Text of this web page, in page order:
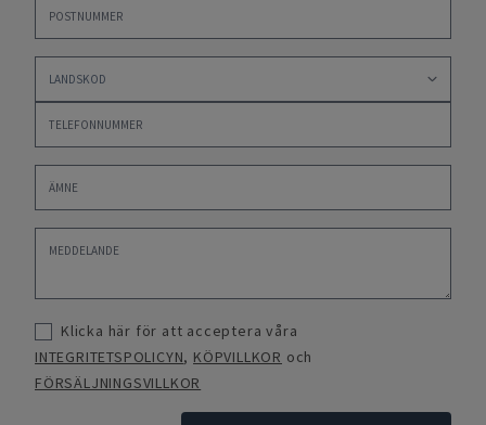
Klicka här för att acceptera våra
INTEGRITETSPOLICYN, KÖPVILLKOR och
FÖRSÄLJNINGSVILLKOR